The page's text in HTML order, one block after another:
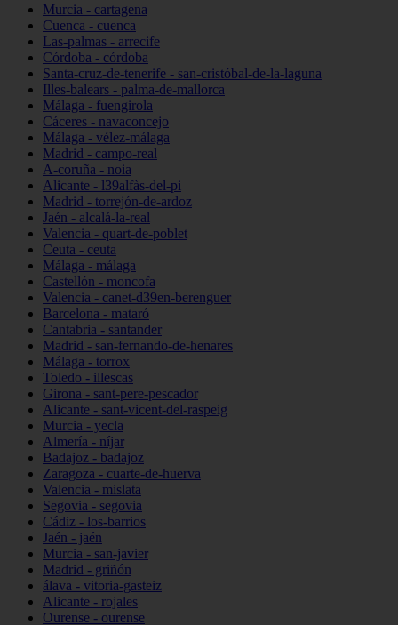
Murcia - cartagena
Cuenca - cuenca
Las-palmas - arrecife
Córdoba - córdoba
Santa-cruz-de-tenerife - san-cristóbal-de-la-laguna
Illes-balears - palma-de-mallorca
Málaga - fuengirola
Cáceres - navaconcejo
Málaga - vélez-málaga
Madrid - campo-real
A-coruña - noia
Alicante - l39alfàs-del-pi
Madrid - torrejón-de-ardoz
Jaén - alcalá-la-real
Valencia - quart-de-poblet
Ceuta - ceuta
Málaga - málaga
Castellón - moncofa
Valencia - canet-d39en-berenguer
Barcelona - mataró
Cantabria - santander
Madrid - san-fernando-de-henares
Málaga - torrox
Toledo - illescas
Girona - sant-pere-pescador
Alicante - sant-vicent-del-raspeig
Murcia - yecla
Almería - níjar
Badajoz - badajoz
Zaragoza - cuarte-de-huerva
Valencia - mislata
Segovia - segovia
Cádiz - los-barrios
Jaén - jaén
Murcia - san-javier
Madrid - griñón
álava - vitoria-gasteiz
Alicante - rojales
Ourense - ourense